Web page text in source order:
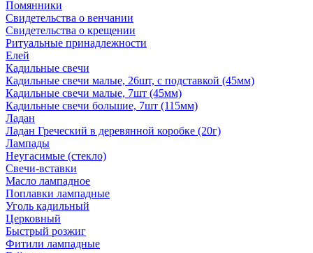
Помянники
Свидетельства о венчании
Свидетельства о крещении
Ритуальные принадлежности
Елей
Кадильные свечи
Кадильные свечи малые, 26шт, с подставкой (45мм)
Кадильные свечи малые, 7шт (45мм)
Кадильные свечи большие, 7шт (115мм)
Ладан
Ладан Греческий в деревянной коробке (20г)
Лампады
Неугасимые (стекло)
Свечи-вставки
Масло лампадное
Поплавки лампадные
Уголь кадильный
Церковный
Быстрый розжиг
Фитили лампадные